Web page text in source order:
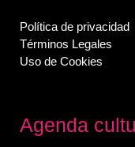
Política de privacidad
Términos Legales
Uso de Cookies
Agenda